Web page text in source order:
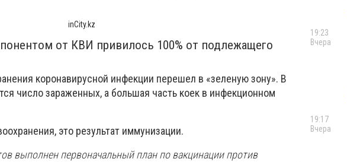
inCity.kz
от КВИ привилось 100% от подлежащего
коронавирусной инфекции перешел в «зеленую зону». В
число зараженных, а большая часть коек в инфекционном
это результат иммунизации.
выполнен первоначальный план по вакцинации против
19:23
Вчера
19:17
Вчера